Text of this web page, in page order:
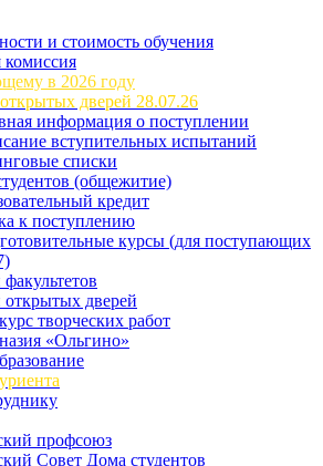
и стоимость обучения
в 2026 году
дверей 28.07.26
информация о поступлении
вступительных испытаний
списки
(общежитие)
кредит
к поступлению
курсы (для поступающих
дверей
творческих работ
«Ольгино»
профсоюз
Совет Дома студентов